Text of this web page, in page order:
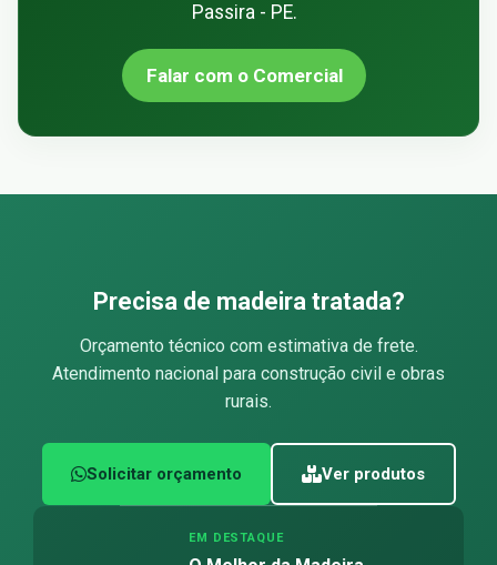
Passira - PE.
Falar com o Comercial
Precisa de madeira tratada?
Orçamento técnico com estimativa de frete.
Atendimento nacional para construção civil e obras
rurais.
Solicitar orçamento Ver produtos
EM DESTAQUE